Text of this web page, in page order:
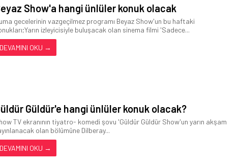
Show'a hangi ünlüler konuk olacak
gecelerinin vazgeçilmez programı Beyaz Show'un bu haftaki
izleyicisiyle buluşacak olan sinema filmi 'Sadece...
DEVAMINI OKU →
Güldür'e hangi ünlüler konuk olacak?
TV ekranının tiyatro- komedi şovu 'Güldür Güldür Show'un yarın akşam
olan bölümüne Dilberay...
DEVAMINI OKU →